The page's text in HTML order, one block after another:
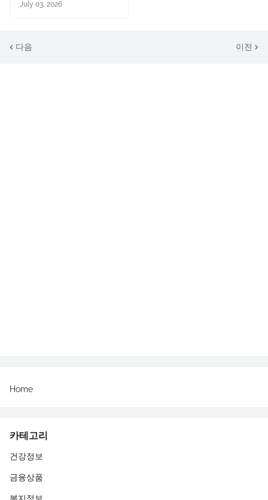
July 03, 2026
다음 이전
Home
카테고리
건강정보
금융상품